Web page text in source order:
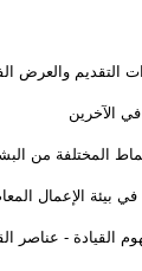
التقديم والعرض
في الآخرين
المختلفة من
في بيئة الإعمال
القيادة - عناصر